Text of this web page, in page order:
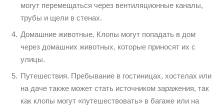
могут перемещаться через вентиляционные каналы,
трубы и щели в стенах.
Домашние животные. Клопы могут попадать в дом
через домашних животных, которые приносят их с
улицы.
Путешествия. Пребывание в гостиницах, хостелах или
на даче также может стать источником заражения, так
как клопы могут «путешествовать» в багаже или на